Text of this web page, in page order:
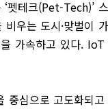
펫테크(Pet-Tech)’
우는 도시·맞벌이
가속하고 있다. IoT
중심으로 고도화되고